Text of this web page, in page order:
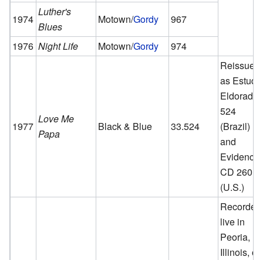
1974
Luther's
Blues
Motown/Gordy
967
1976 Night Life Motown/Gordy 974
1977
Love Me
Papa
Black & Blue 33.524
Reissued
as
Eldorado
524
(Brazil)
and
Evidence
CD 26015
(U.S.)
Recorded
live in
Peoria,
Illinois, on